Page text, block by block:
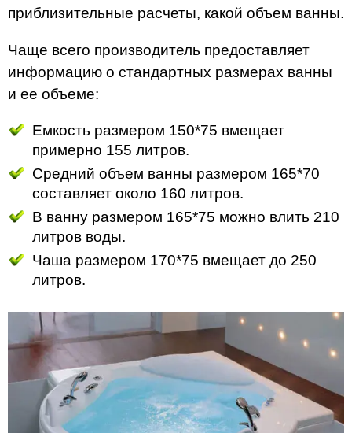
приблизительные расчеты, какой объем ванны.
Чаще всего производитель предоставляет
информацию о стандартных размерах ванны
и ее объеме:
Емкость размером 150*75 вмещает
примерно 155 литров.
Средний объем ванны размером 165*70
составляет около 160 литров.
В ванну размером 165*75 можно влить 210
литров воды.
Чаша размером 170*75 вмещает до 250
литров.